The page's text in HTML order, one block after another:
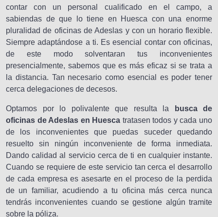
contar con un personal cualificado en el campo, a
sabiendas de que lo tiene en Huesca con una enorme
pluralidad de oficinas de Adeslas y con un horario flexible.
Siempre adaptándose a ti. Es esencial contar con oficinas,
de este modo solventaran tus inconvenientes
presencialmente, sabemos que es más eficaz si se trata a
la distancia. Tan necesario como esencial es poder tener
cerca delegaciones de decesos.
Optamos por lo polivalente que resulta la
busca de
oficinas de Adeslas en Huesca tratasen todos y cada uno
de los inconvenientes que puedas suceder quedando
resuelto sin ningún inconveniente de forma inmediata.
Dando calidad al servicio cerca de ti en cualquier instante.
Cuando se requiere de este servicio tan cerca el desarrollo
de cada empresa es asesarte en el proceso de la perdida
de un familiar, acudiendo a tu oficina más cerca nunca
tendrás inconvenientes cuando se gestione algún tramite
sobre la póliza.